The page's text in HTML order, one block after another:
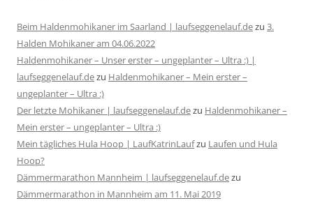
Beim Haldenmohikaner im Saarland | laufseggenelauf.dezu 3.
Halden Mohikaner am 04.06.2022
Haldenmohikaner – Unser erster – ungeplanter – Ultra :) |
laufseggenelauf.dezu Haldenmohikaner – Mein erster –
ungeplanter – Ultra :)
Der letzte Mohikaner | laufseggenelauf.dezu Haldenmohikaner –
Mein erster – ungeplanter – Ultra :)
Mein tägliches Hula Hoop | LaufKatrinLaufzu Laufen und Hula
Hoop?
Dämmermarathon Mannheim | laufseggenelauf.dezu
Dämmermarathon in Mannheim am 11. Mai 2019